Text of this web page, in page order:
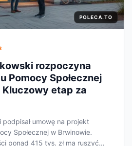
POLECA.TO
rozpoczyna
Pomocy Społecznej
etap za
umowę na projekt
Społecznej w Brwinowie.
ponad 415 tys. zł ma ruszyć